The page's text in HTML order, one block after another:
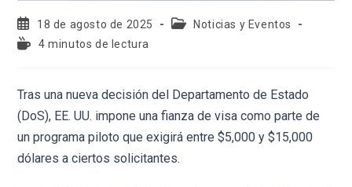
18 de agosto de 2025
Noticias y Eventos
4 minutos de lectura
Tras una nueva decisión del Departamento de Estado
(DoS), EE. UU. impone una fianza de visa como parte de
un programa piloto que exigirá entre $5,000 y $15,000
dólares a ciertos solicitantes.